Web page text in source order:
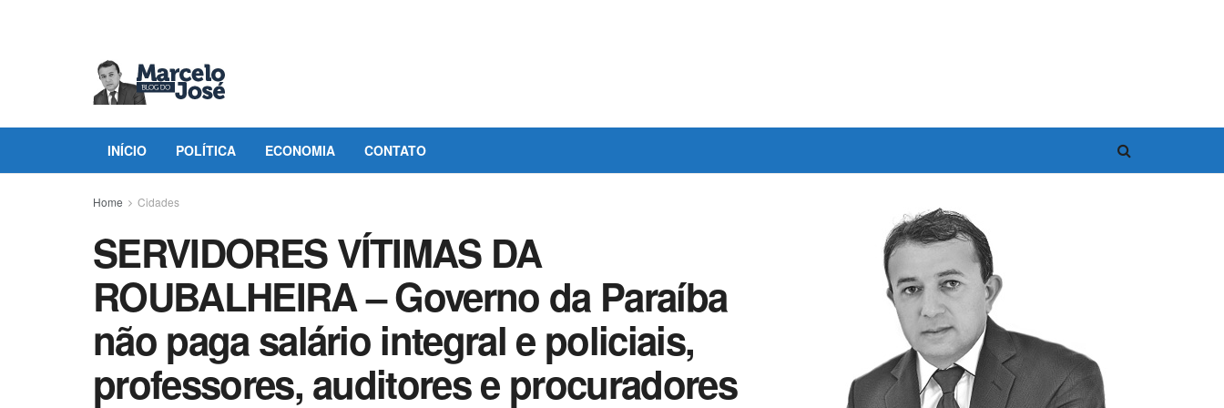
INÍCIO POLÍTICA ECONOMIA CONTATO
Home Cidades
SERVIDORES VÍTIMAS DA
ROUBALHEIRA – Governo da Paraíba
não paga salário integral e policiais,
professores, auditores e procuradores